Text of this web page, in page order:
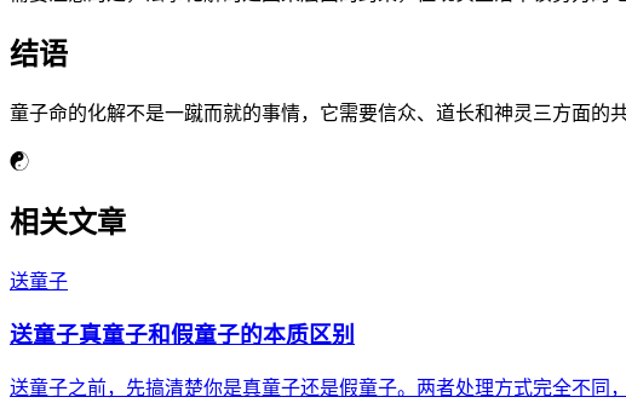
结语
童子命的化解不是一蹴而就的事情，它需要信众、道长和神灵三方面
☯
相关文章
送童子
送童子真童子和假童子的本质区别
送童子之前，先搞清楚你是真童子还是假童子。两者处理方式完全不